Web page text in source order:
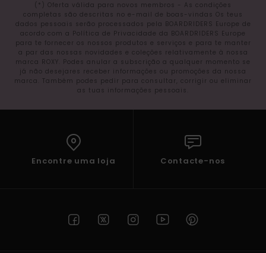
(*) Oferta válida para novos membros - As condições
completas são descritas no e-mail de boas-vindas Os teus
dados pessoais serão processados pela BOARDRIDERS Europe de
acordo com a Política de Privacidade da BOARDRIDERS Europe
para te fornecer os nossos produtos e serviços e para te manter
a par das nossas novidades e coleções relativamente à nossa
marca ROXY. Podes anular a subscrição a qualquer momento se
já não desejares receber informações ou promoções da nossa
marca. Também podes pedir para consultar, corrigir ou eliminar
as tuas informações pessoais.
Encontre uma loja Contacte-nos